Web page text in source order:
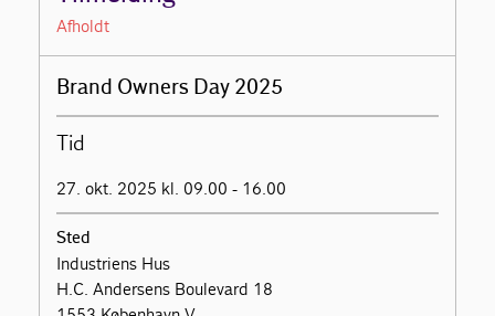
Afholdt
Brand Owners Day 2025
Tid
27. okt. 2025 kl. 09.00 - 16.00
Sted
Industriens Hus
H.C. Andersens Boulevard 18